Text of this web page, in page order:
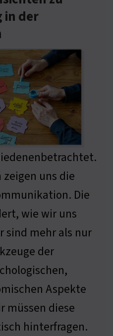
in der
uns die
Die
wie wir uns
sind mehr als nur
der
Aspekte
müssen diese
hinterfragen.